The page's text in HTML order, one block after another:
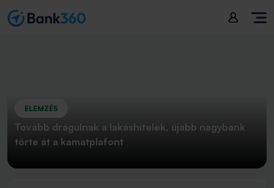
ELEMZÉS
Tovább drágulnak a lakáshitelek, újabb nagybank
törte át a kamatplafont